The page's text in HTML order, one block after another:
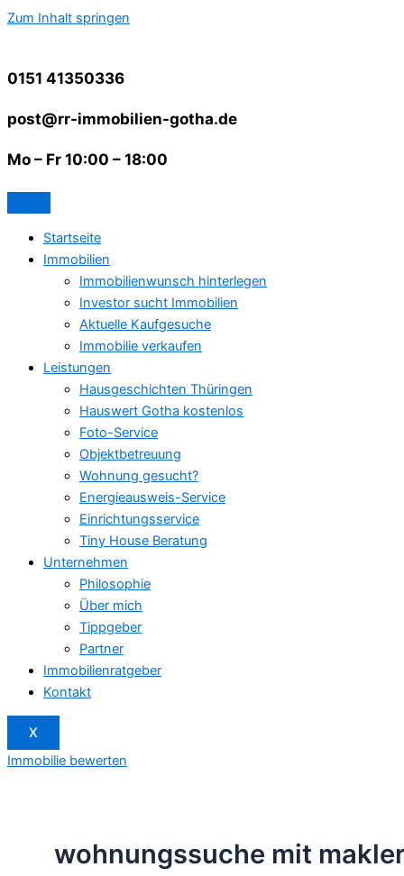
Zum Inhalt springen
0151 41350336
post@rr-immobilien-gotha.de
Mo – Fr 10:00 – 18:00
Startseite
Immobilien
Immobilienwunsch hinterlegen
Investor sucht Immobilien
Aktuelle Kaufgesuche
Immobilie verkaufen
Leistungen
Hausgeschichten Thüringen
Hauswert Gotha kostenlos
Foto-Service
Objektbetreuung
Wohnung gesucht?
Energieausweis-Service
Einrichtungsservice
Tiny House Beratung
Unternehmen
Philosophie
Über mich
Tippgeber
Partner
Immobilienratgeber
Kontakt
X
Immobilie bewerten
wohnungssuche mit